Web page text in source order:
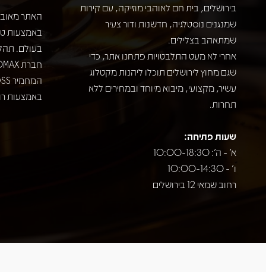
בירושלים, בית חם לאוהבי מוזיקה, עם קירות
שמנגנים נוסטלגיה, חדשנות ודור צעיר
שמתאהב בצלילים.
אחרי לא מעט התלבטויות פתחנו אתר, כדי
שגם מחוץ לירושלים תוכלו ליהנות מקטלוג
עשיר, מקצועי, מיבוא מיוחד ובמחירים ללא
תחרות.
שעות פתיחה:
א' - ה': 10:00-18:30
ו' - 10:00-14:30
רחוב שמאי 12 בירושלים
האתר
בעולם.
באמצעות